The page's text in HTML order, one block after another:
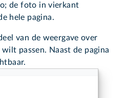
de foto in vierkant
hele pagina.
van de weergave over
passen. Naast de pagina